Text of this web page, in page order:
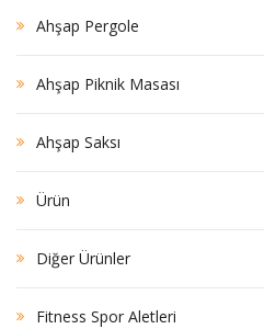
Ahşap Pergole
Ahşap Piknik Masası
Ahşap Saksı
Ürün
Diğer Ürünler
Fitness Spor Aletleri